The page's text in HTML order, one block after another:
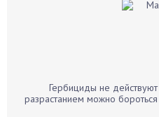
Бархатцы
Гербициды не
разрастанием можно